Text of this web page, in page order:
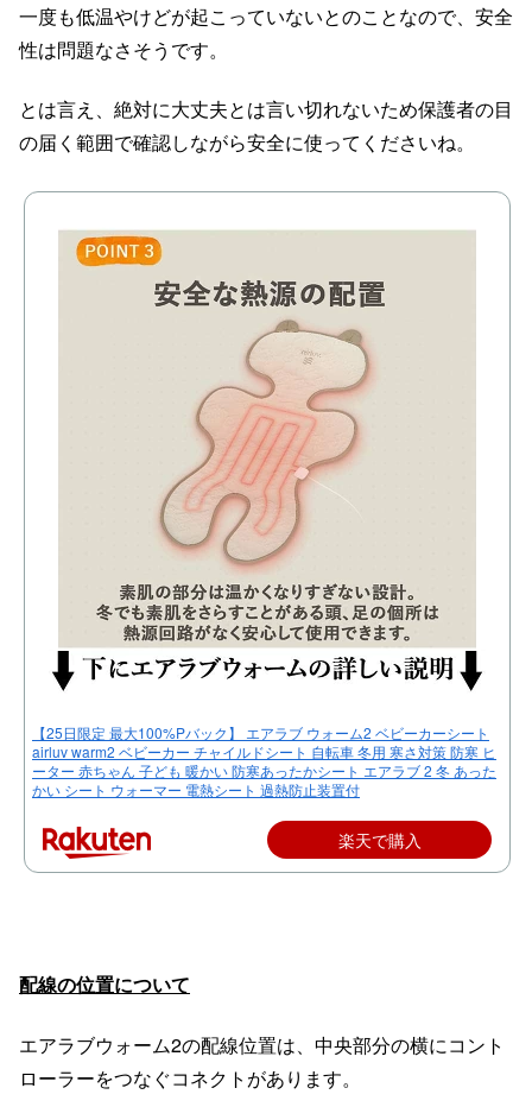
一度も低温やけどが起こっていないとのことなので、安全
性は問題なさそうです。
とは言え、絶対に大丈夫とは言い切れないため保護者の目
の届く範囲で確認しながら安全に使ってくださいね。
【25日限定 最大100%Pバック】 エアラブ ウォーム2 ベビーカーシート
airluv warm2 ベビーカー チャイルドシート 自転車 冬用 寒さ対策 防寒 ヒ
ーター 赤ちゃん 子ども 暖かい 防寒あったかシート エアラブ 2 冬 あった
かい シート ウォーマー 電熱シート 過熱防止装置付
楽天で購入
配線の位置について
エアラブウォーム2の配線位置は、中央部分の横にコント
ローラーをつなぐコネクトがあります。